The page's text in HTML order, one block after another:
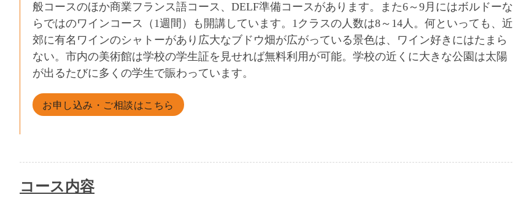
般コースのほか商業フランス語コース、DELF準備コースがあります。また6～9月にはボルドーな
らではのワインコース（1週間）も開講しています。1クラスの人数は8～14人。何といっても、近
郊に有名ワインのシャトーがあり広大なブドウ畑が広がっている景色は、ワイン好きにはたまら
ない。市内の美術館は学校の学生証を見せれば無料利用が可能。学校の近くに大きな公園は太陽
が出るたびに多くの学生で賑わっています。
お申し込み・ご相談はこちら
コース内容